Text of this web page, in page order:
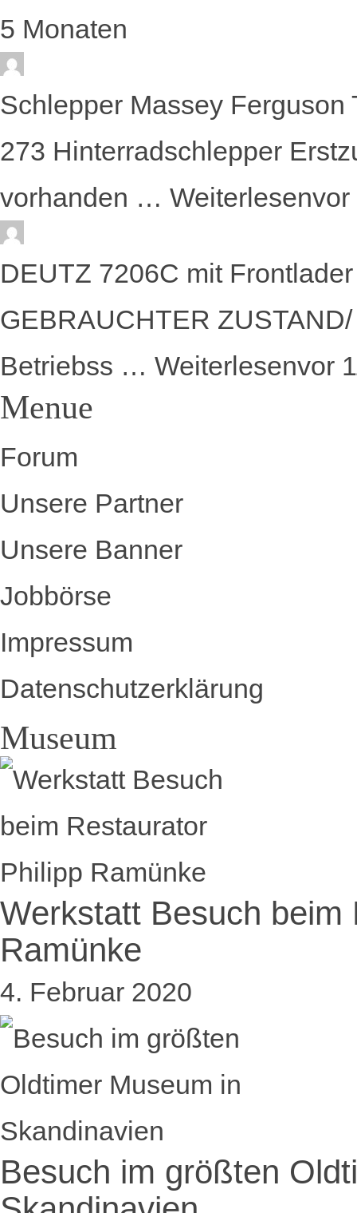
5 Monaten
Schlepper Massey
273 Hinterradschlepper
vorhanden … Weiterlesenvor
DEUTZ 7206C mit
GEBRAUCHTER
Betriebss … Weiterlesenvor
Menue
Forum
Unsere Partner
Unsere Banner
Jobbörse
Impressum
Datenschutzerklärung
Museum
Werkstatt Besuch beim
Ramünke
4. Februar 2020
Besuch im größten